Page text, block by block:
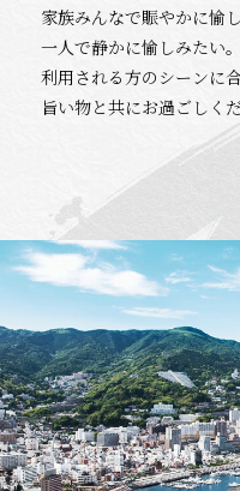
家族みんなで賑やかに愉し
一人で静かに愉しみたい。
利用される方のシーンに
旨い物と共にお過ごしく